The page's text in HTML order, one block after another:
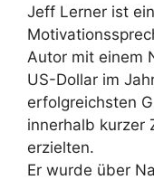
Jeff Lerner ist
Autor mit einem
US-Dollar im
erfolgreichsten
innerhalb kurzer
erzielten.
Er wurde über